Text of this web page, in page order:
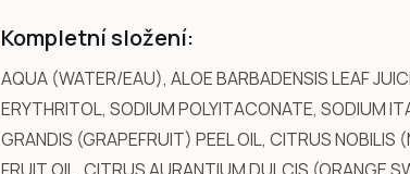
Kompletní složení:
AQUA (WATER/EAU), ALOE BARBADENSIS LEAF
ERYTHRITOL, SODIUM POLYITACONATE, SODIUM
GRANDIS (GRAPEFRUIT) PEEL OIL, CITRUS